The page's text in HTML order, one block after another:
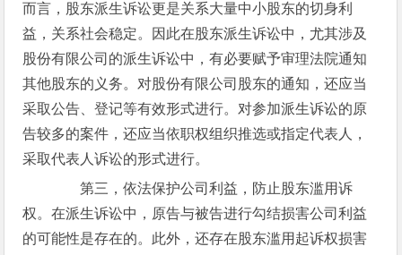
而言，股东派生诉讼更是关系大量中小股东的切身利
益，关系社会稳定。因此在股东派生诉讼中，尤其涉及
股份有限公司的派生诉讼中，有必要赋予审理法院通知
其他股东的义务。对股份有限公司股东的通知，还应当
采取公告、登记等有效形式进行。对参加派生诉讼的原
告较多的案件，还应当依职权组织推选或指定代表人，
采取代表人诉讼的形式进行。
第三，依法保护公司利益，防止股东滥用诉
权。在派生诉讼中，原告与被告进行勾结损害公司利益
的可能性是存在的。此外，还存在股东滥用起诉权损害